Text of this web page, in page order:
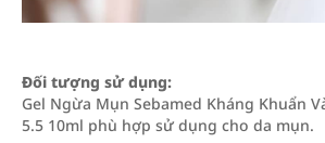
Đối tượng sử dụng:
Gel Ngừa Mụn Sebamed Kháng Khuẩn
5.5 10ml phù hợp sử dụng cho da mụn.